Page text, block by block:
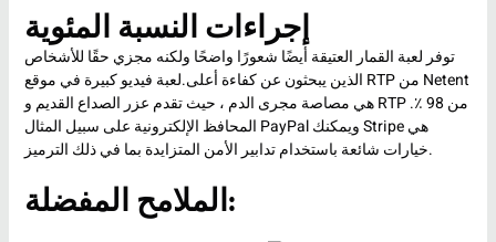
إجراءات النسبة المئوية
توفر لعبة القمار العتيقة أيضًا شعورًا واضحًا ولكنه مجزي حقًا للأشخاص
الذين يبحثون عن كفاءة أعلى.لعبة فيديو كبيرة في موقع RTP من Netent
هي مصاصة مجرى الدم ، حيث تقدم عزر الصداع القديم و RTP من 98 ٪.
المحافظ الإلكترونية على سبيل المثال PayPal ويمكنك Stripe هي
خيارات شائعة باستخدام تدابير الأمن المتزايدة بما في ذلك الترميز.
الملامح المفضلة: